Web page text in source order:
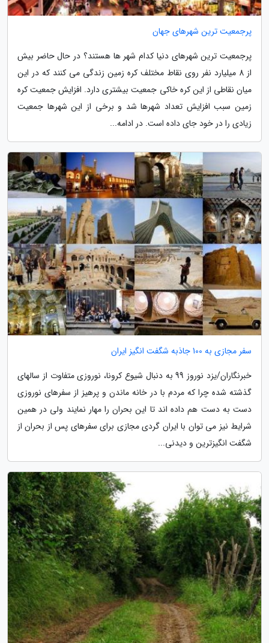
پرجمعیت ترین شهرهای جهان
پرجمعیت ترین شهرهای دنیا کدام شهر ها هستند؟ در حال حاضر بیش
از 8 میلیارد نفر روی نقاط مختلف کره زمین زندگی می کنند که در این
میان نقاطی از این کره خاکی جمعیت بیشتری دارد. افزایش جمعیت کره
زمین سبب افزایش تعداد شهرها شد و برخی از این شهرها جمعیت
زیادی را در خود جای داده است. در ادامه...
سفر مجازی به 100 جاذبه شگفت انگیز ایران
خبرنگاران/یزد نوروز 99 به دنبال شیوع کرونا، نوروزی متفاوت از سالهای
گذشته شده چرا که مردم با در خانه ماندن و پرهیز از سفرهای نوروزی
دست به دست هم داده اند تا این بحران را مهار نمایند ولی در همین
شرایط نیز می توان با ایران گردی مجازی برای سفرهای پس از بحران از
شگفت انگیزترین و دیدنی...